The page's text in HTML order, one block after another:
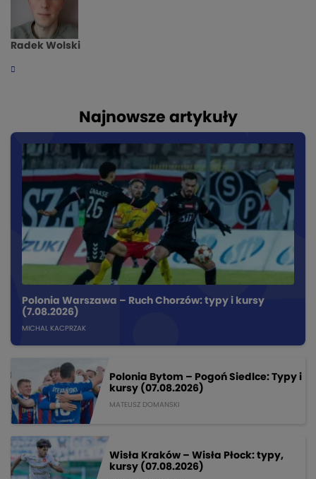
Radek Wolski
Najnowsze artykuły
Polonia Warszawa – Ruch Chorzów: typy i kursy
(7.08.2026)
MICHAL KACPRZAK
Polonia Bytom – Pogoń Siedlce: Typy i
kursy (07.08.2026)
MATEUSZ DOMANSKI
Wisła Kraków – Wisła Płock: typy,
kursy (07.08.2026)